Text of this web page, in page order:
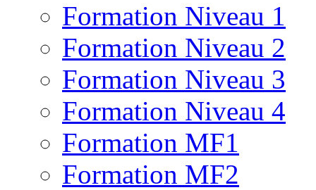
Formation Niveau 1
Formation Niveau 2
Formation Niveau 3
Formation Niveau 4
Formation MF1
Formation MF2